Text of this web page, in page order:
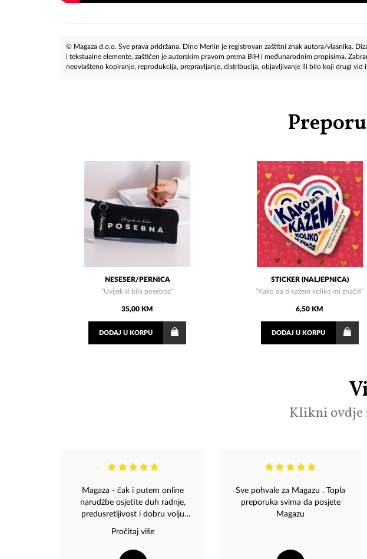
© Magaza d.o.o. Sve prava pridržana. Dino Merlin je registrovan zaštitni znak autora/vlasnika.
i tekstualne elemente, zaštićen je autorskim pravom prema BiH i međunarodnim propisima.
neovlašteno kopiranje, reprodukcija, prepravljanje, distribucija, objavljivanje ili bilo koji drugi vid
NESESER/PERNICA
"Uvijek si bila posebna"
35,00 KM
DODAJ U KORPU
STICKER (NALJEPNICA)
"Kako da ti kažem koliko mi značiš"
6,50 KM
DODAJU KORPU
Klikni ovdje
Magaza - čak i putem online
narudžbe osjetite duh radnje,
predusretljivost i dobru volju
osoblja i miris nekih dobrih dana i
vremena... Svake pohvale za
divno osmišljene poklone koji će
Pročitaj više
Sve pohvale za Magazu . Topla
preporuka svima da posjete
Magazu